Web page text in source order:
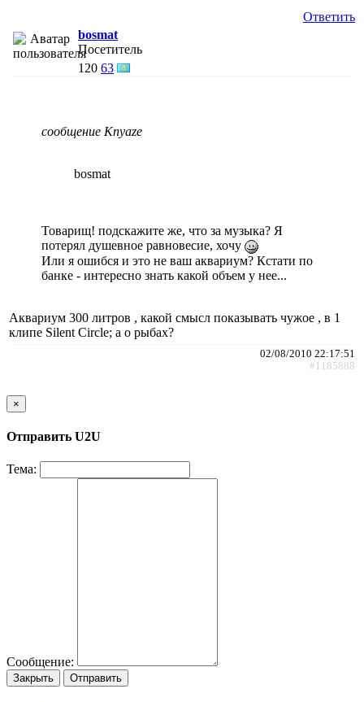
Ответить
bosmat
Посетитель
120 63
сообщение Knyaze
bosmat
Товарищ! подскажите же, что за музыка? Я
потерял душевное равновесие, хочу
Или я ошибся и это не ваш аквариум? Кстати по
банке - интересно знать какой объем у нее...
Аквариум 300 литров , какой смысл показывать чужое , в 1
клипе Silent Circle; а о рыбах?
02/08/2010 22:17:51
#1185888
×
Отправить U2U
Тема:
Сообщение:
Закрыть Отправить